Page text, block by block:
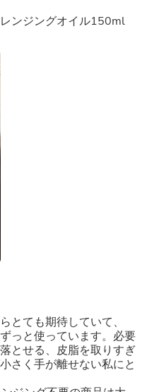
ンジングオイル150ml
とても期待していて、
っと使っています。必要
とせる、皮脂を取りすぎ
さく手が離せない私にと